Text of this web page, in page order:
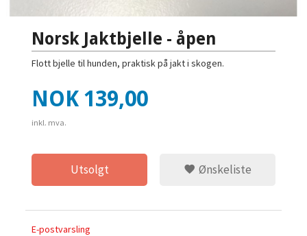
Norsk Jaktbjelle - åpen
Flott bjelle til hunden, praktisk på jakt i skogen.
Pris
NOK 139,00
inkl. mva.
Utsolgt Ønskeliste
E-postvarsling